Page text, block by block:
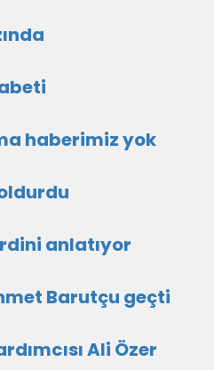
haberimiz yok
anlatıyor
Barutçu geçti
Ali Özer